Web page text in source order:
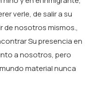
verle, de salir a su
de nosotros mismos.,
Su presencia en
a nosotros, pero
material nunca